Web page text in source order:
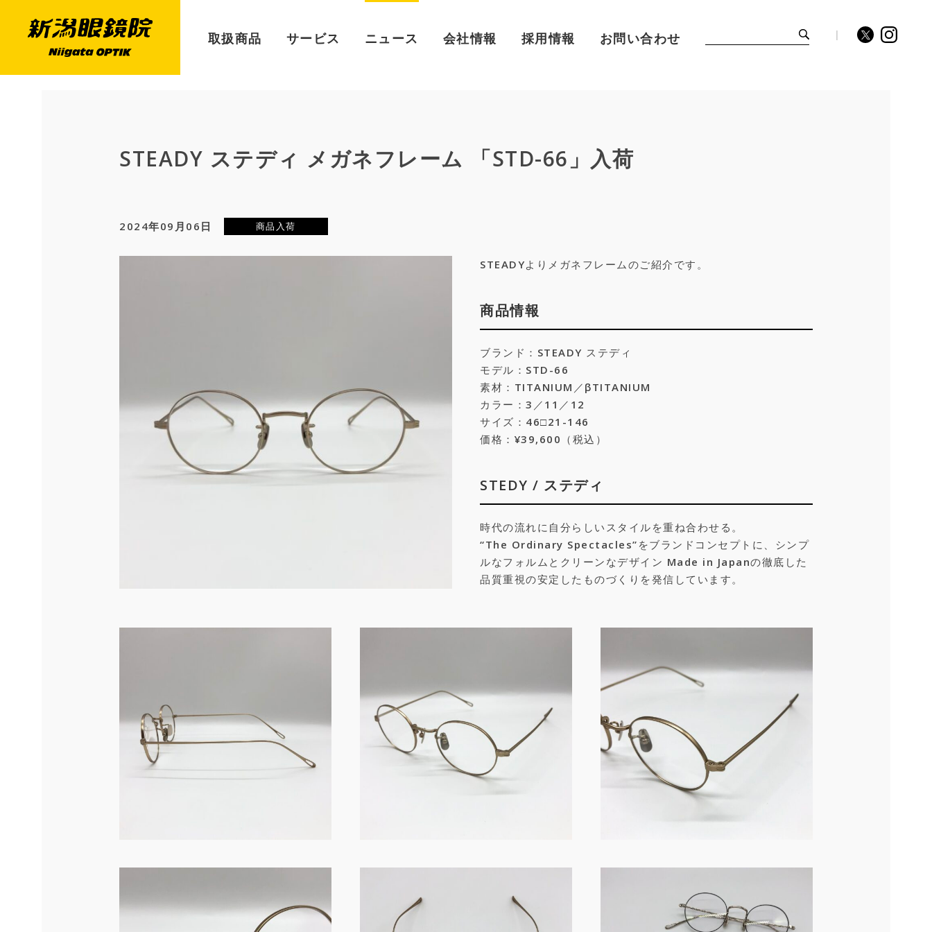
取扱商品 サービス ニュース 会社情報 採用情報 お問い合わせ
STEADY ステディ メガネフレーム 「STD-66」入荷
2024年09月06日 商品入荷
STEADYよりメガネフレームのご紹介です。
商品情報
ブランド：STEADY ステディ
モデル：STD-66
素材：TITANIUM／βTITANIUM
カラー：3／11／12
サイズ：46□21-146
価格：¥39,600（税込）
STEDY / ステディ
時代の流れに自分らしいスタイルを重ね合わせる。
“The Ordinary Spectacles”をブランドコンセプトに、シンプ
ルなフォルムとクリーンなデザイン Made in Japanの徹底した
品質重視の安定したものづくりを発信しています。